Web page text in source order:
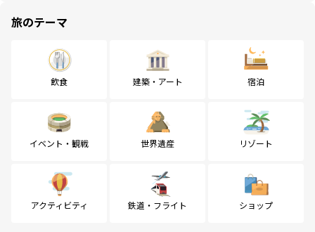
旅のテーマ
飲食 建築・アート 宿泊
イベント・観戦 世界遺産 リゾート
アクティビティ 鉄道・フライト ショップ